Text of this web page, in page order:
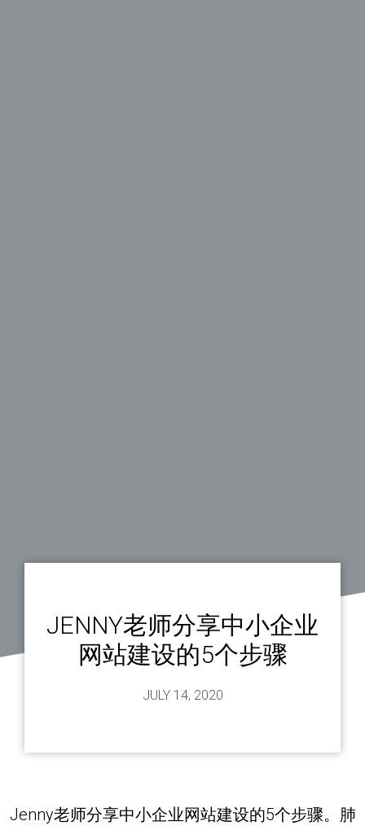
JENNY老师分享中小企业
网站建设的5个步骤
JULY 14, 2020
Jenny老师分享中小企业网站建设的5个步骤。肺